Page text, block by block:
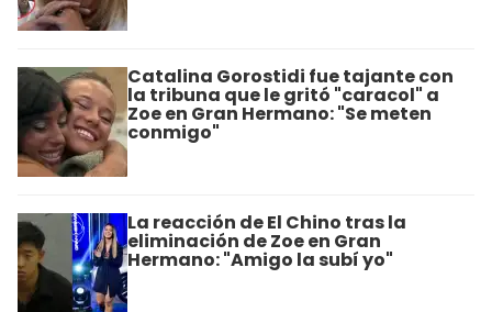
Catalina Gorostidi fue tajante con
la tribuna que le gritó "caracol" a
Zoe en Gran Hermano: "Se meten
conmigo"
La reacción de El Chino tras la
eliminación de Zoe en Gran
Hermano: "Amigo la subí yo"